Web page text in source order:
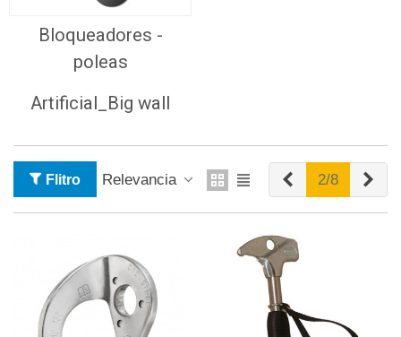
Bloqueadores -
poleas
Artificial_Big wall
Flitro Relevancia Anterior
2/8